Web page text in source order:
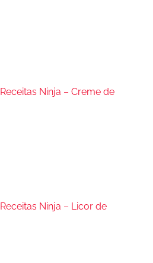
Receitas Ninja – Creme de
Receitas Ninja – Licor de